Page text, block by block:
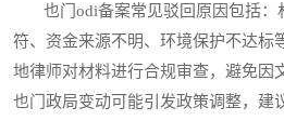
也门odi备案常见驳回原因包括：
符、资金来源不明、环境保护不达标
地律师对材料进行合规审查，避免因
也门政局变动可能引发政策调整，建